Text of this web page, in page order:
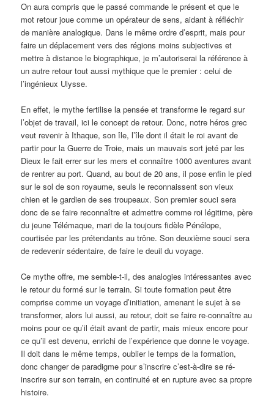
On aura compris que le passé commande le présent et que le
mot retour joue comme un opérateur de sens, aidant à réfléchir
de manière analogique. Dans le même ordre d’esprit, mais pour
faire un déplacement vers des régions moins subjectives et
mettre à distance le biographique, je m’autoriserai la référence à
un autre retour tout aussi mythique que le premier : celui de
l’ingénieux Ulysse.
En effet, le mythe fertilise la pensée et transforme le regard sur
l’objet de travail, ici le concept de retour. Donc, notre héros grec
veut revenir à Ithaque, son île, l’île dont il était le roi avant de
partir pour la Guerre de Troie, mais un mauvais sort jeté par les
Dieux le fait errer sur les mers et connaître 1000 aventures avant
de rentrer au port. Quand, au bout de 20 ans, il pose enfin le pied
sur le sol de son royaume, seuls le reconnaissent son vieux
chien et le gardien de ses troupeaux. Son premier souci sera
donc de se faire reconnaître et admettre comme roi légitime, père
du jeune Télémaque, mari de la toujours fidèle Pénélope,
courtisée par les prétendants au trône. Son deuxième souci sera
de redevenir sédentaire, de faire le deuil du voyage.
Ce mythe offre, me semble-t-il, des analogies intéressantes avec
le retour du formé sur le terrain. Si toute formation peut être
comprise comme un voyage d’initiation, amenant le sujet à se
transformer, alors lui aussi, au retour, doit se faire re-connaître au
moins pour ce qu’il était avant de partir, mais mieux encore pour
ce qu’il est devenu, enrichi de l’expérience que donne le voyage.
Il doit dans le même temps, oublier le temps de la formation,
donc changer de paradigme pour s’inscrire c’est-à-dire se ré-
inscrire sur son terrain, en continuité et en rupture avec sa propre
histoire.